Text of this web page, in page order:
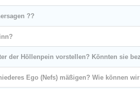
??
der Höllenpein vorstellen? Könnten sie
Ego (Nefs) mäßigen? Wie können